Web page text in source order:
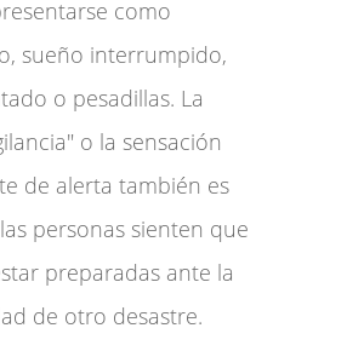
como
sueño interrumpido,
o pesadillas. La
o la sensación
de alerta también es
personas sienten que
preparadas ante la
de otro desastre.